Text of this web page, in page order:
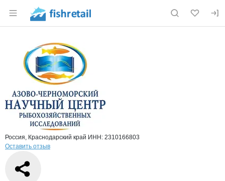
Раздел навигации по сайту fishretail.ru
Страница компании
Страница компанииАзово-Черноморский научный центр
Краткая информация о компании
Россия, Краснодарский край ИНН: 2310166803
Оставить отзыв